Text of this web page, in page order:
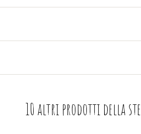
10 altri prodotti della